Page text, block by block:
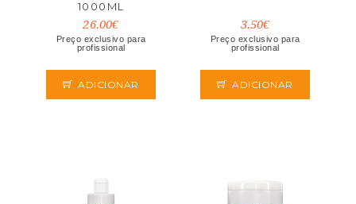
1000ML
26.00€
Preço exclusivo para
profissional
ADICIONAR
3.50€
Preço exclusivo para
profissional
ADICIONAR